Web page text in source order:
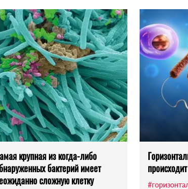
крупная из когда-либо
бактерий имеет
сложную клетку